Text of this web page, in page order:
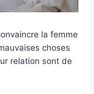
la femme
choses
relation sont de